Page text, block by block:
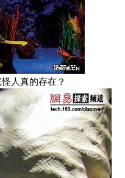
人真的存在？